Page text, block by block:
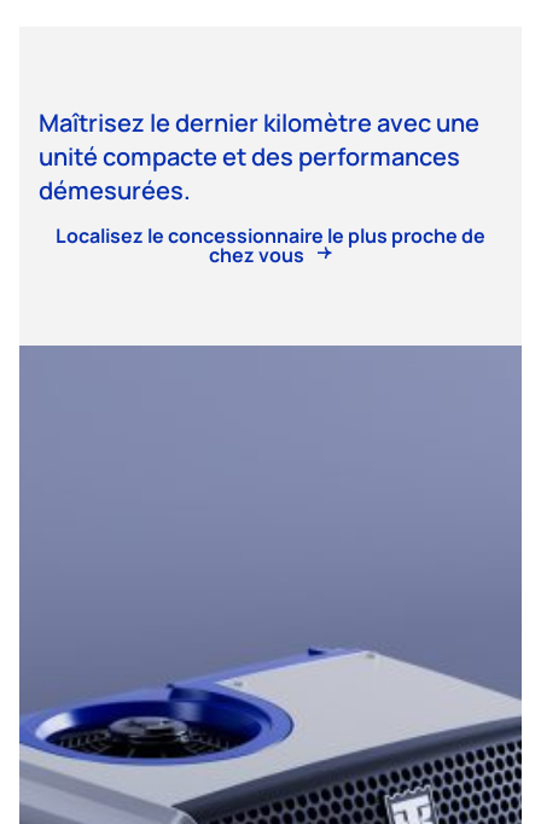
Maîtrisez le dernier kilomètre avec une
unité compacte et des performances
démesurées.
Localisez le concessionnaire le plus proche de
chez vous